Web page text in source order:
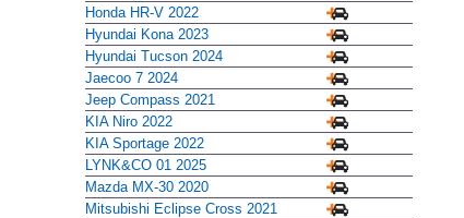
Honda HR-V 2022
Hyundai Kona 2023
Hyundai Tucson 2024
Jaecoo 7 2024
Jeep Compass 2021
KIA Niro 2022
KIA Sportage 2022
LYNK&CO 01 2025
Mazda MX-30 2020
Mitsubishi Eclipse Cross 2021